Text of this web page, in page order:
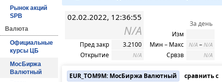
Рынок акций
SPB
Валюта
Официальные
курсы ЦБ
МосБиржа
Валютный
02.02.2022, 12:36:55
N/A
Пред закр
3.2100
Открытие
N/A
За день
Изм
Мин – Макс
N/A – N/A
Срвзв N/A
EUR_TOM9M: МосБиржа Валютный
сравнить с